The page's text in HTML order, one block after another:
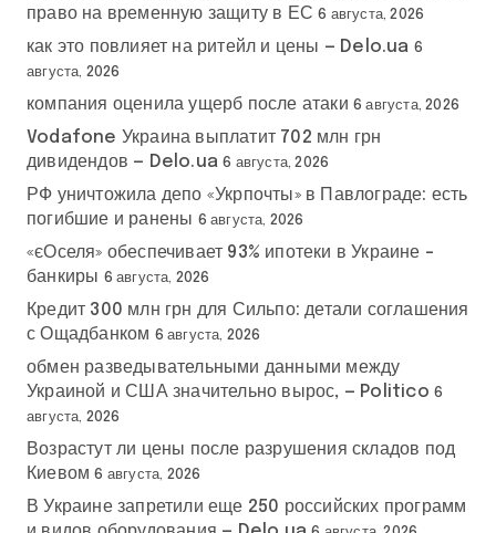
право на временную защиту в ЕС 6 августа, 2026
как это повлияет на ритейл и цены — Delo.ua 6
августа, 2026
компания оценила ущерб после атаки 6 августа, 2026
Vodafone Украина выплатит 702 млн грн
дивидендов — Delo.ua 6 августа, 2026
РФ уничтожила депо «Укрпочты» в Павлограде: есть
погибшие и ранены 6 августа, 2026
«єОселя» обеспечивает 93% ипотеки в Украине –
банкиры 6 августа, 2026
Кредит 300 млн грн для Сильпо: детали соглашения
с Ощадбанком 6 августа, 2026
обмен разведывательными данными между
Украиной и США значительно вырос, — Politico 6
августа, 2026
Возрастут ли цены после разрушения складов под
Киевом 6 августа, 2026
В Украине запретили еще 250 российских программ